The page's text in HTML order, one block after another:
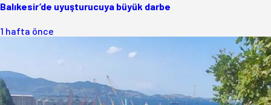
Balıkesir’de uyuşturucuya büyük darbe
1 hafta önce